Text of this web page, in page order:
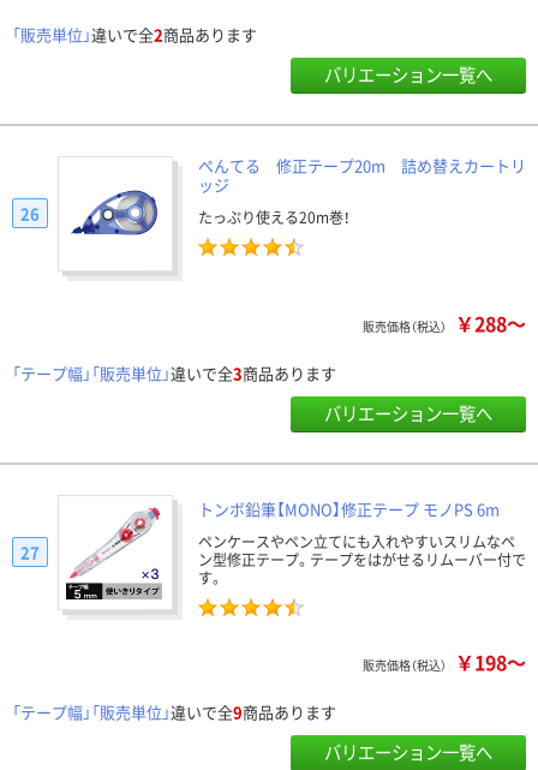
「販売単位」違いで全2商品あります
バリエーション一覧へ
ぺんてる 修正テープ20m 詰め替えカートリ
ッジ
たっぷり使える20m巻！
26
販売価格（税込） ￥288～
「テープ幅」「販売単位」違いで全3商品あります
バリエーション一覧へ
トンボ鉛筆【MONO】修正テープ モノPS 6m
ペンケースやペン立てにも入れやすいスリムなペ
ン型修正テープ。テープをはがせるリムーバー付で
す。
27
販売価格（税込） ￥198～
「テープ幅」「販売単位」違いで全9商品あります
バリエーション一覧へ